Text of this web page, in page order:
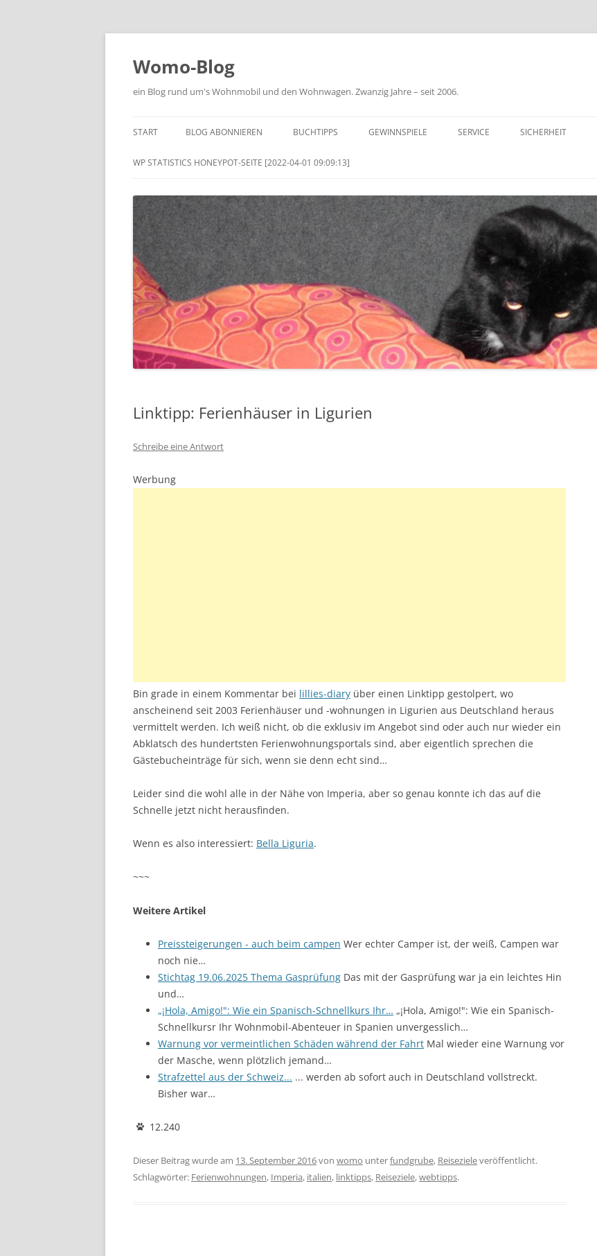
Zum
Womo-Blog
ein Blog rund um's Wohnmobil und den Wohnwagen. Zwanzig Jahre – seit 2006.
START BLOG ABONNIEREN BUCHTIPPS GEWINNSPIELE SERVICE SICHERHEIT
WP STATISTICS HONEYPOT-SEITE [2022-04-01 09:09:13]
Linktipp: Ferienhäuser in Ligurien
Schreibe eine Antwort
Werbung
Bin grade in einem Kommentar bei lillies-diary über einen Linktipp gestolpert, wo
anscheinend seit 2003 Ferienhäuser und -wohnungen in Ligurien aus Deutschland heraus
vermittelt werden. Ich weiß nicht, ob die exklusiv im Angebot sind oder auch nur wieder ein
Abklatsch des hundertsten Ferienwohnungsportals sind, aber eigentlich sprechen die
Gästebucheinträge für sich, wenn sie denn echt sind…
Leider sind die wohl alle in der Nähe von Imperia, aber so genau konnte ich das auf die
Schnelle jetzt nicht herausfinden.
Wenn es also interessiert: Bella Liguria.
~~~
Weitere Artikel
Preissteigerungen - auch beim campen Wer echter Camper ist, der weiß, Campen war
noch nie…
Stichtag 19.06.2025 Thema Gasprüfung Das mit der Gasprüfung war ja ein leichtes Hin
und…
„¡Hola, Amigo!": Wie ein Spanisch-Schnellkurs Ihr… „¡Hola, Amigo!": Wie ein Spanisch-
Schnellkursr Ihr Wohnmobil-Abenteuer in Spanien unvergesslich…
Warnung vor vermeintlichen Schäden während der Fahrt Mal wieder eine Warnung vor
der Masche, wenn plötzlich jemand…
Strafzettel aus der Schweiz... ... werden ab sofort auch in Deutschland vollstreckt.
Bisher war…
12.240
Dieser Beitrag wurde am 13. September 2016von womo unterfundgrube, Reisezieleveröffentlicht.
Schlagwörter: Ferienwohnungen, Imperia, italien, linktipps, Reiseziele,webtipps.